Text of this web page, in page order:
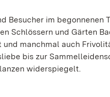
Besucher im begonnenen
Schlössern und Gärten
manchmal auch
bis zur
widerspiegelt.